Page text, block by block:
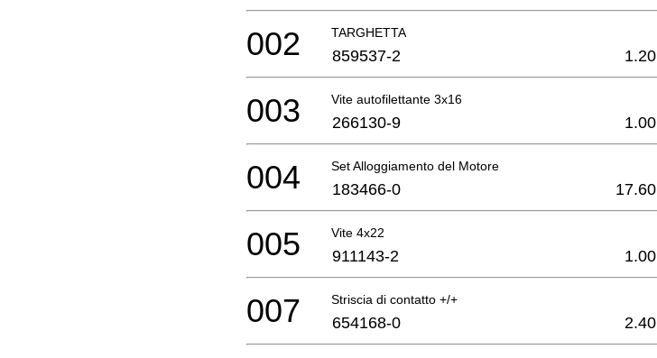
TARGHETTA
002 859537-2 1.20
Vite autofilettante 3x16
003 266130-9 1.00
Set Alloggiamento del Motore
004 183466-0 17.60
Vite 4x22
005 911143-2 1.00
Striscia di contatto +/+
007 654168-0 2.40